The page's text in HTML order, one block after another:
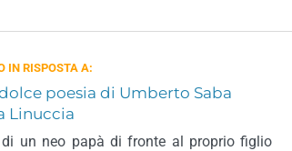
IN RISPOSTA A:
poesia di Umberto Saba
Linuccia
un neo papà di fronte al proprio figlio